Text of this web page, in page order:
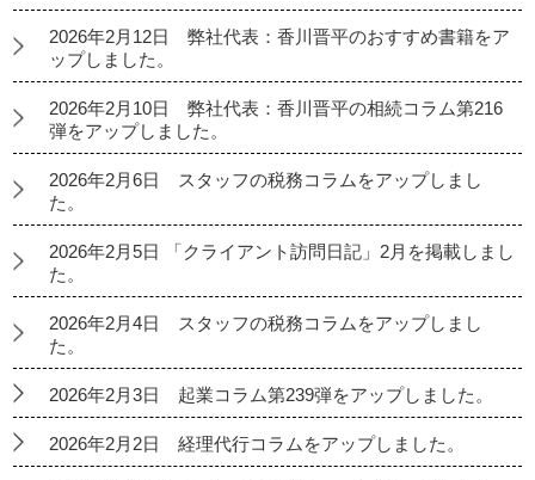
2026年2月12日 弊社代表：香川晋平のおすすめ書籍をア
ップしました。
2026年2月10日 弊社代表：香川晋平の相続コラム第216
弾をアップしました。
2026年2月6日 スタッフの税務コラムをアップしまし
た。
2026年2月5日 「クライアント訪問日記」2月を掲載しまし
た。
2026年2月4日 スタッフの税務コラムをアップしまし
た。
2026年2月3日 起業コラム第239弾をアップしました。
2026年2月2日 経理代行コラムをアップしました。